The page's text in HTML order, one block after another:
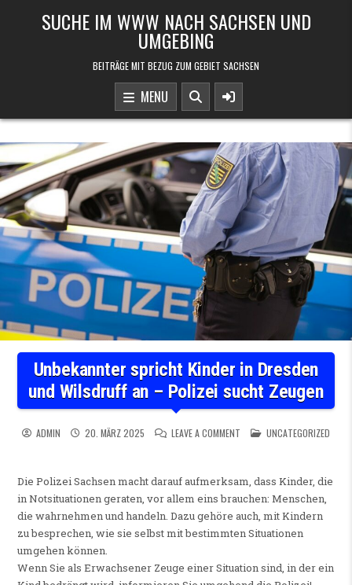
SUCHE IM WWW NACH SACHSEN UND
UMGEBING
BEITRÄGE MIT BEZUG ZUM GEBIET SACHSEN
MENU
Unbekannter spricht Kinder in Dresden
und Wilsdruff an – Polizei sucht Zeugen
ADMIN 20. MÄRZ 2025 LEAVE A COMMENT ON UNBEKANNTER
POSTED IN
UNCATEGORIZED
Die Polizei Sachsen macht darauf aufmerksam, dass Kinder, die
in Notsituationen geraten, vor allem eins brauchen: Menschen,
die wahrnehmen und handeln. Dazu gehöre auch, mit Kindern
zu besprechen, wie sie selbst mit bestimmten Situationen
umgehen können.
Wenn Sie als Erwachsener Zeuge einer Situation sind, in der ein